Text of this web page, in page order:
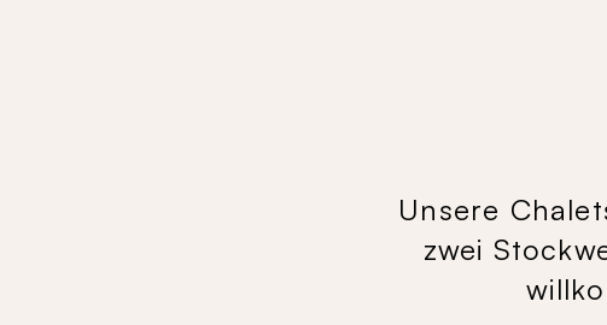
Unsere
zwei